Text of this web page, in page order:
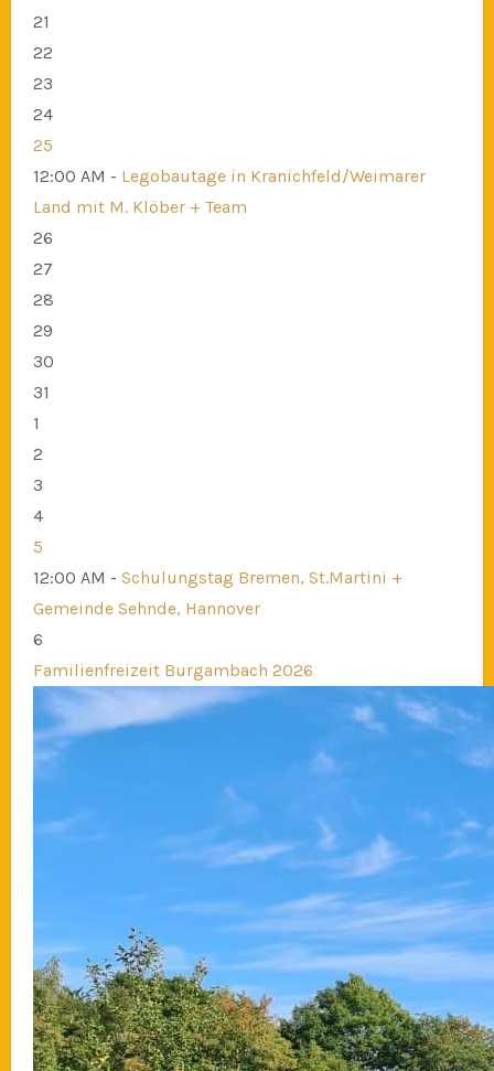
21
22
23
24
25
12:00 AM - Legobautage in Kranichfeld/Weimarer
Land mit M. Klöber + Team
26
27
28
29
30
31
1
2
3
4
5
12:00 AM - Schulungstag Bremen, St.Martini +
Gemeinde Sehnde, Hannover
6
Familienfreizeit Burgambach 2026